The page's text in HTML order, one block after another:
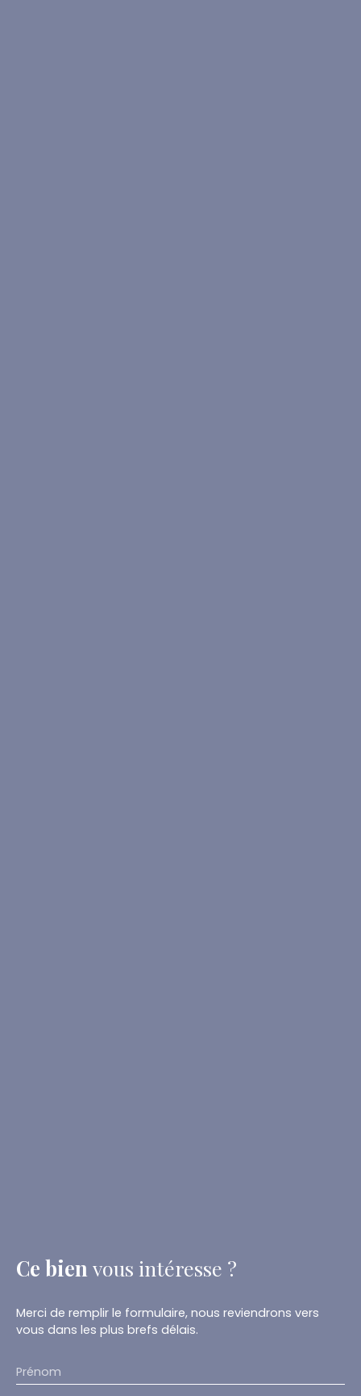
Ce bien vous intéresse ?
Merci de remplir le formulaire, nous reviendrons vers
vous dans les plus brefs délais.
Prénom